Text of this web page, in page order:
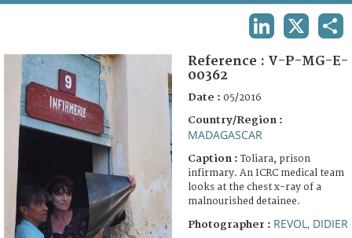
FAQ
Reference : V-P-MG-E-
00362
Date : 05/2016
Country/Region :
MADAGASCAR
Caption :Toliara, prison
infirmary. An ICRC medical team
looks at the chest x-ray of a
malnourished detainee.
Photographer : REVOL, DIDIER